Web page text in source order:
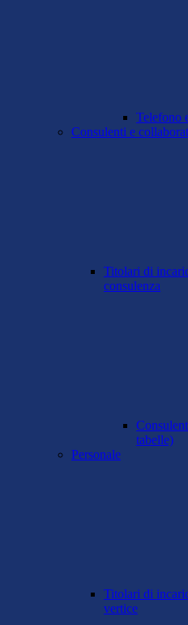
Telefono
Consulenti e
Titolari di
consulenza
tabelle)
Personale
Titolari di
vertice